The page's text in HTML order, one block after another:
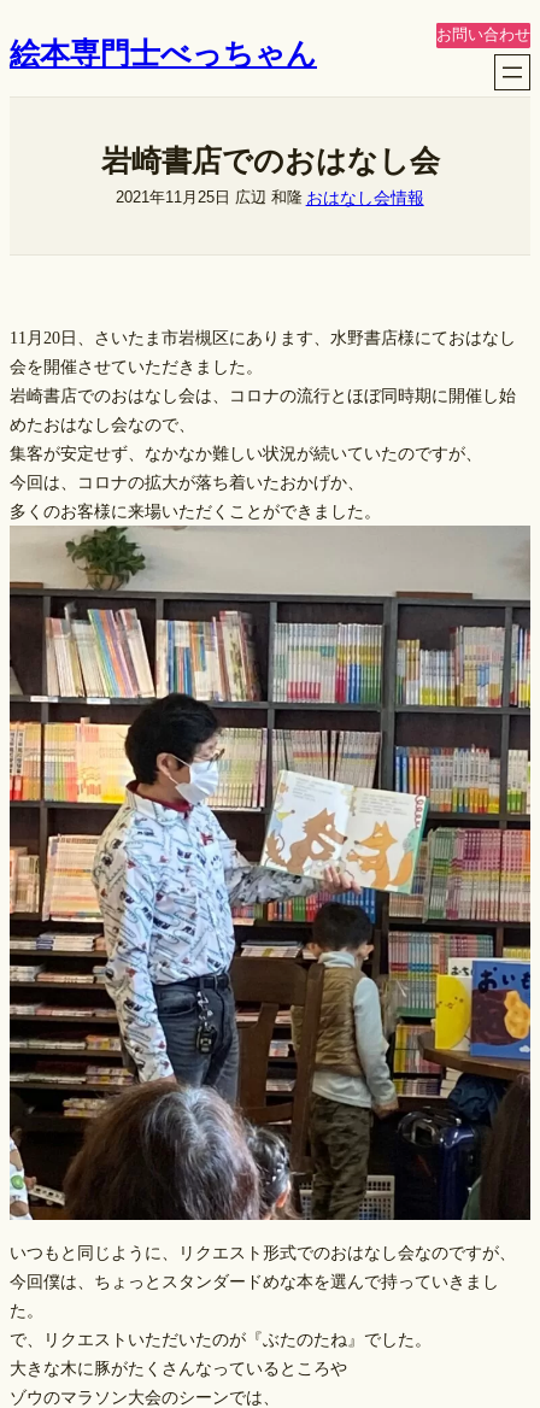
容
絵本専門士べっちゃん
お問い合わせ
岩崎書店でのおはなし会
2021年11月25日 広辺 和隆 おはなし会情報
11月20日、さいたま市岩槻区にあります、水野書店様にておはなし
会を開催させていただきました。
岩崎書店でのおはなし会は、コロナの流行とほぼ同時期に開催し始
めたおはなし会なので、
集客が安定せず、なかなか難しい状況が続いていたのですが、
今回は、コロナの拡大が落ち着いたおかげか、
多くのお客様に来場いただくことができました。
いつもと同じように、リクエスト形式でのおはなし会なのですが、
今回僕は、ちょっとスタンダードめな本を選んで持っていきまし
た。
で、リクエストいただいたのが『ぶたのたね』でした。
大きな木に豚がたくさんなっているところや
ゾウのマラソン大会のシーンでは、